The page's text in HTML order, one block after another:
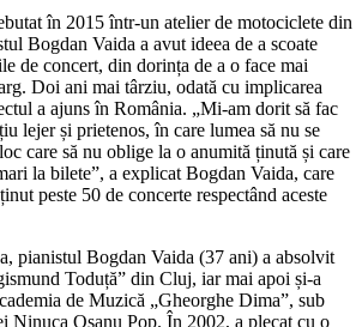
în 2015 într-un atelier de motociclete din
Bogdan Vaida a avut ideea de a scoate
de concert, din dorința de a o face mai
Doi ani mai târziu, odată cu implicarea
a ajuns în România. „Mi-am dorit să fac
lejer și prietenos, în care lumea să nu se
care să nu oblige la o anumită ținută și care
la bilete”, a explicat Bogdan Vaida, care
peste 50 de concerte respectând aceste
pianistul Bogdan Vaida (37 ani) a absolvit
Toduță” din Cluj, iar mai apoi și-a
de Muzică „Gheorghe Dima”, sub
Ninuca Oșanu Pop. În 2002, a plecat cu o